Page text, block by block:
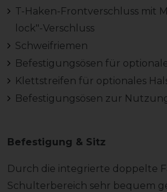
T-Haken-Frontverschluss mit
lock"-Verschluss
Schweifriemen
Befestigungsösen für
Klettstreifen für optionales
Befestigungsösen zur
Befestigung & Sitz
Durch die integrierte doppelte
Schulterbereich sehr bequem